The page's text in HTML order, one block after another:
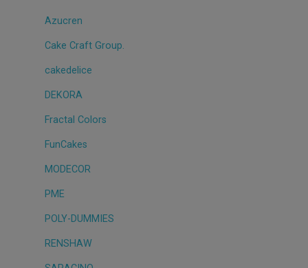
Azucren
Cake Craft Group.
cakedelice
DEKORA
Fractal Colors
FunCakes
MODECOR
PME
POLY-DUMMIES
RENSHAW